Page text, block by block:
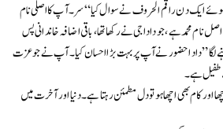
ایک دن راقم الحروف نے سوال کیا “سر ۔ آپ کا اصلی نام
نام محمد ہے ، جو دادا جی نے رکھا تھا ، باقی اضافہ خاندانی پس
لگا” دادا حضور نے آپ پر بہت بڑا احسان کیا ۔ آپ نے جو عزت
اور کام بھی اچھا ہو تو دل مطمئن رہتا ہے۔ دنیا اور آخرت میں